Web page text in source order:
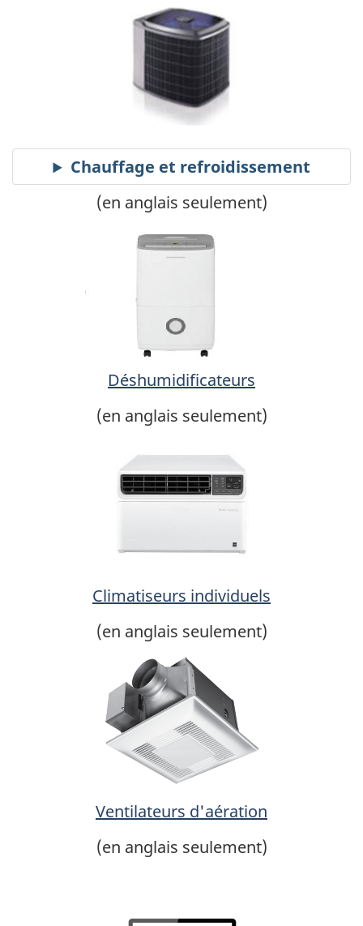
(en anglais seulement)
Déshumidificateurs
(en anglais seulement)
Climatiseurs individuels
(en anglais seulement)
Ventilateurs d'aération
(en anglais seulement)